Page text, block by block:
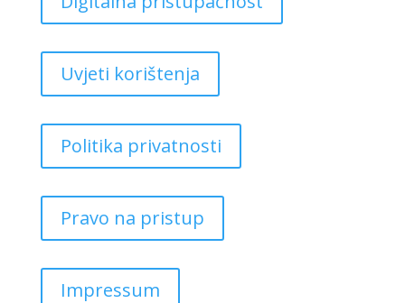
Uvjeti korištenja
Politika privatnosti
Pravo na pristup
Impressum